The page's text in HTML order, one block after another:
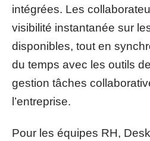
intégrées. Les
visibilité instantanée sur
disponibles, tout en
du temps avec les outils
gestion tâches
l’entreprise.
Pour les équipes RH,